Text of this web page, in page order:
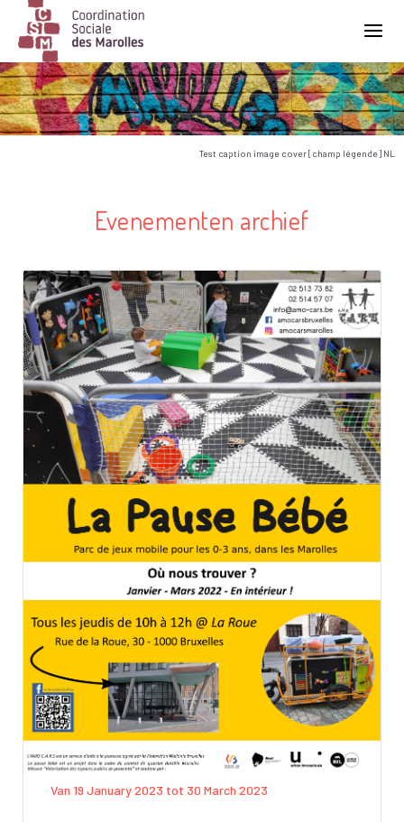
Main Navigation
Test caption image cover [champ légende] NL
Evenementen archief
Van 19 January 2023 tot 30 March 2023